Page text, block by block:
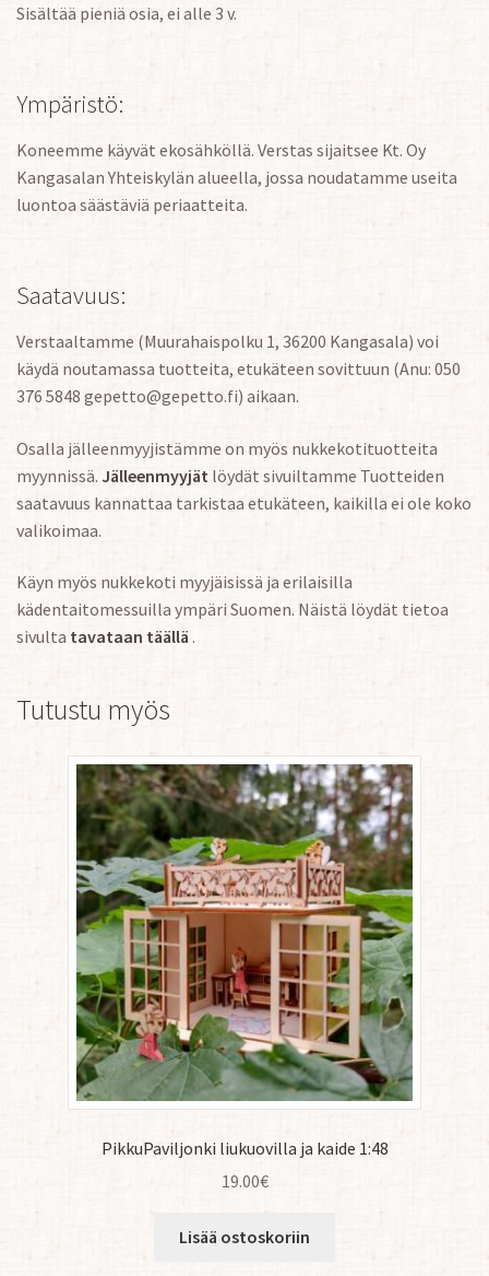
Sisältää pieniä osia, ei alle 3 v.
Ympäristö:
Koneemme käyvät ekosähköllä. Verstas sijaitsee Kt. Oy
Kangasalan Yhteiskylän alueella, jossa noudatamme useita
luontoa säästäviä periaatteita.
Saatavuus:
Verstaaltamme (Muurahaispolku 1, 36200 Kangasala) voi
käydä noutamassa tuotteita, etukäteen sovittuun (Anu: 050
376 5848 gepetto@gepetto.fi) aikaan.
Osalla jälleenmyyjistämme on myös nukkekotituotteita
myynnissä. Jälleenmyyjät löydät sivuiltamme Tuotteiden
saatavuus kannattaa tarkistaa etukäteen, kaikilla ei ole koko
valikoimaa.
Käyn myös nukkekoti myyjäisissä ja erilaisilla
kädentaitomessuilla ympäri Suomen. Näistä löydät tietoa
sivulta tavataan täällä .
Tutustu myös
PikkuPaviljonki liukuovilla ja kaide 1:48
19.00€
Lisää ostoskoriin